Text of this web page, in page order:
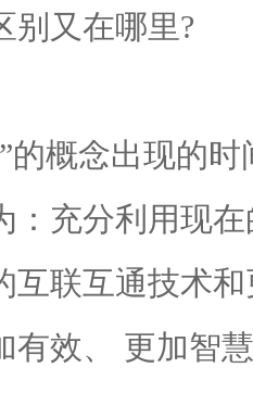
别又在哪里?
概念出现的时
：充分利用现
互联互通技术
有效、 更加智